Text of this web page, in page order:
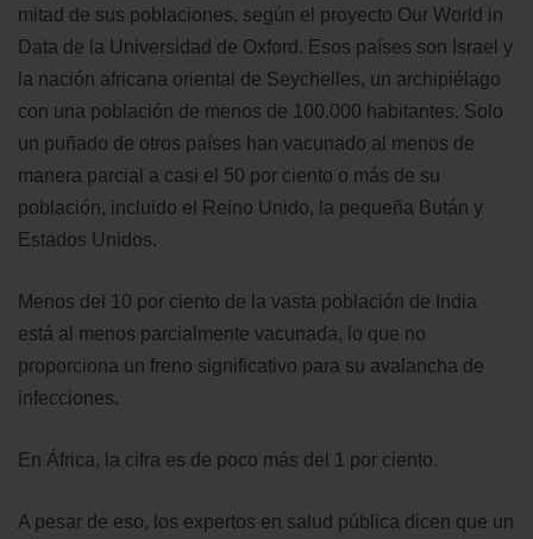
mitad de sus poblaciones, según el proyecto Our World in
Data de la Universidad de Oxford. Esos países son Israel y
la nación africana oriental de Seychelles, un archipiélago
con una población de menos de 100.000 habitantes. Solo
un puñado de otros países han vacunado al menos de
manera parcial a casi el 50 por ciento o más de su
población, incluido el Reino Unido, la pequeña Bután y
Estados Unidos.
Menos del 10 por ciento de la vasta población de India
está al menos parcialmente vacunada, lo que no
proporciona un freno significativo para su avalancha de
infecciones.
En África, la cifra es de poco más del 1 por ciento.
A pesar de eso, los expertos en salud pública dicen que un